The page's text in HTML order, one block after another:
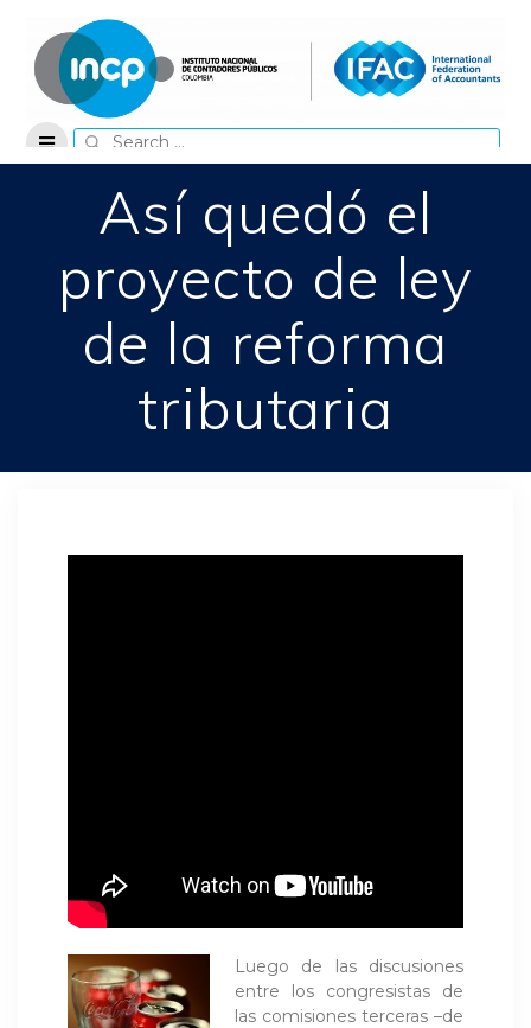
content
Search
for:
Así quedó el
proyecto de ley
de la reforma
tributaria
Luego de las discusiones
entre los congresistas de
las comisiones terceras –de